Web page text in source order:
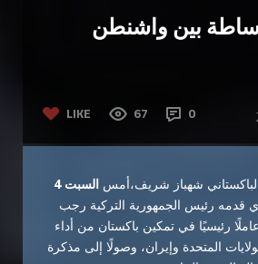
بين واشنطن
LIKE 67 0
شهباز شريف،أمس
السبت 4
قدمه رئيس الجمهورية التركية رجب
رئيسيًا في تمكين باكستان من أداء
المتحدة وإيران، وصولًا إلى مذكرة